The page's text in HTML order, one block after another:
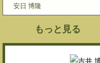
安日 博隆
もっと見る